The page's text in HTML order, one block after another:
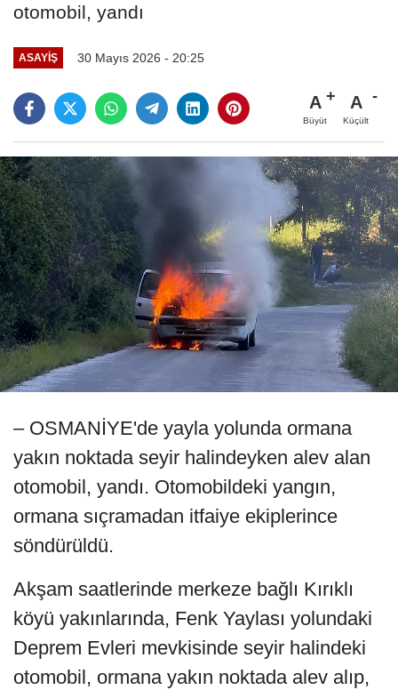
otomobil, yandı
ASAYIŞ 30 Mayıs 2026 - 20:25
A
Büyüt
A
Küçült
– OSMANİYE'de yayla yolunda ormana
yakın noktada seyir halindeyken alev alan
otomobil, yandı. Otomobildeki yangın,
ormana sıçramadan itfaiye ekiplerince
söndürüldü.
Akşam saatlerinde merkeze bağlı Kırıklı
köyü yakınlarında, Fenk Yaylası yolundaki
Deprem Evleri mevkisinde seyir halindeki
otomobil, ormana yakın noktada alev alıp,